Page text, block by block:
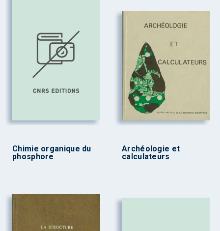
Chimie organique du
phosphore
Archéologie et
calculateurs